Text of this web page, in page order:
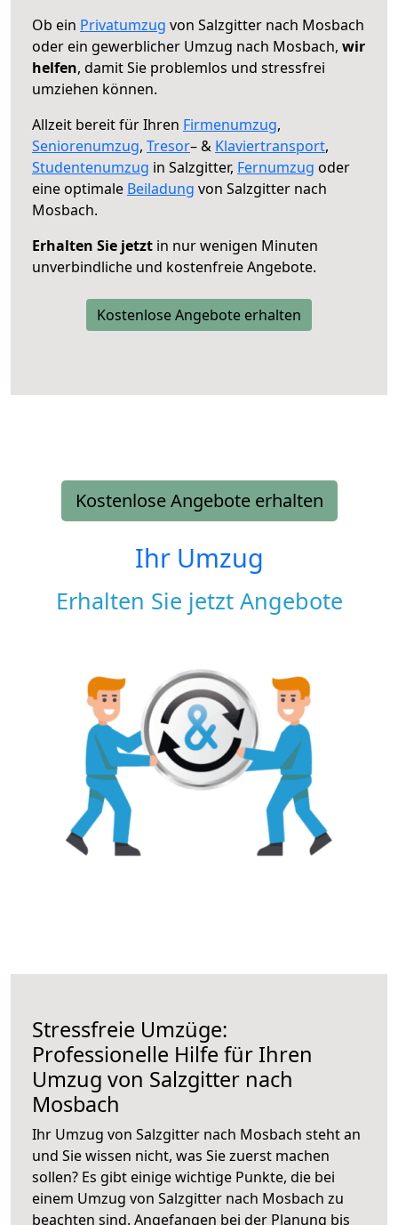
Ob ein Privatumzug von Salzgitter nach Mosbach
oder ein gewerblicher Umzug nach Mosbach, wir
helfen, damit Sie problemlos und stressfrei
umziehen können.
Allzeit bereit für Ihren Firmenumzug,
Seniorenumzug, Tresor– & Klaviertransport,
Studentenumzug in Salzgitter, Fernumzug oder
eine optimale Beiladung von Salzgitter nach
Mosbach.
Erhalten Sie jetzt in nur wenigen Minuten
unverbindliche und kostenfreie Angebote.
Kostenlose Angebote erhalten
Kostenlose Angebote erhalten
Ihr Umzug
Erhalten Sie jetzt Angebote
Stressfreie Umzüge:
Professionelle Hilfe für Ihren
Umzug von Salzgitter nach
Mosbach
Ihr Umzug von Salzgitter nach Mosbach steht an
und Sie wissen nicht, was Sie zuerst machen
sollen? Es gibt einige wichtige Punkte, die bei
einem Umzug von Salzgitter nach Mosbach zu
beachten sind. Angefangen bei der Planung bis